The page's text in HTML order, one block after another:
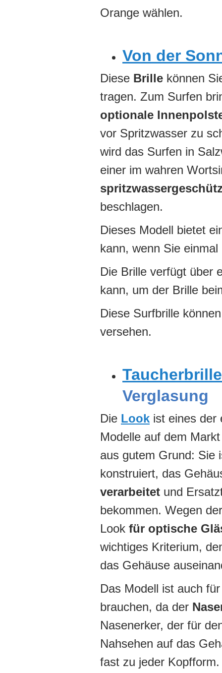
Orange wählen.
Von der
Diese Brille können
tragen. Zum Surfen
optionale
vor Spritzwasser zu
wird das Surfen in
einer im wahren
beschlagen.
Dieses Modell bietet
kann, wenn Sie
Die Brille verfügt über
kann, um der Brille
Diese Surfbrille
versehen.
Taucherbrille
Verglasung
Die Look ist eines der
Modelle auf dem
aus gutem Grund: Sie
konstruiert, das
verarbeitet und
bekommen. Wegen
Look für optische
wichtiges Kriterium,
das Gehäuse
Das Modell ist auch
brauchen, da der
Nasenerker, der für
Nahsehen auf das
fast zu jeder